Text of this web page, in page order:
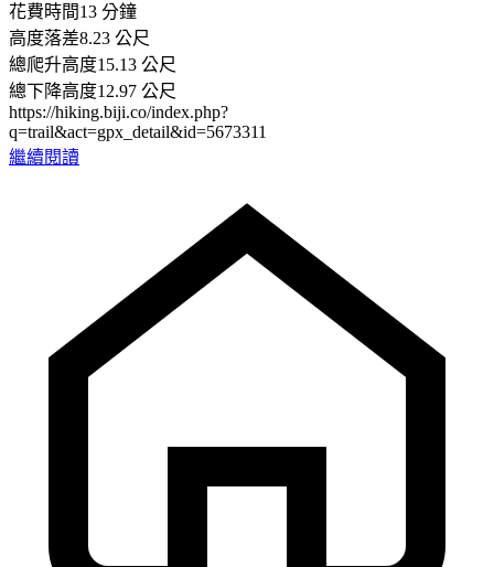
花費時間13 分鐘
高度落差8.23 公尺
總爬升高度15.13 公尺
總下降高度12.97 公尺
https://hiking.biji.co/index.php?
q=trail&act=gpx_detail&id=5673311
繼續閱讀